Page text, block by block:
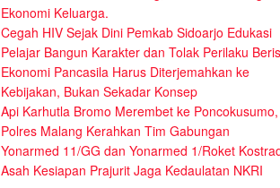
Ekonomi Keluarga.
Cegah HIV Sejak Dini Pemkab Sidoarjo Edukasi
Pelajar Bangun Karakter dan Tolak Perilaku
Ekonomi Pancasila Harus Diterjemahkan ke
Kebijakan, Bukan Sekadar Konsep
Api Karhutla Bromo Merembet ke Poncokusumo,
Polres Malang Kerahkan Tim Gabungan
Yonarmed 11/GG dan Yonarmed 1/Roket
Asah Kesiapan Prajurit Jaga Kedaulatan NKRI